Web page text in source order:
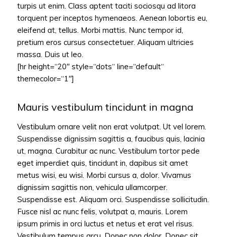
turpis ut enim. Class aptent taciti sociosqu ad litora
torquent per inceptos hymenaeos. Aenean lobortis eu,
eleifend at, tellus. Morbi mattis. Nunc tempor id,
pretium eros cursus consectetuer. Aliquam ultricies
massa. Duis ut leo.
[hr height=“20″ style=“dots“ line=“default“
themecolor=“1″]
Mauris vestibulum tincidunt in magna
Vestibulum ornare velit non erat volutpat. Ut vel lorem.
Suspendisse dignissim sagittis a, faucibus quis, lacinia
ut, magna. Curabitur ac nunc. Vestibulum tortor pede
eget imperdiet quis, tincidunt in, dapibus sit amet
metus wisi, eu wisi. Morbi cursus a, dolor. Vivamus
dignissim sagittis non, vehicula ullamcorper.
Suspendisse est. Aliquam orci. Suspendisse sollicitudin.
Fusce nisl ac nunc felis, volutpat a, mauris. Lorem
ipsum primis in orci luctus et netus et erat vel risus.